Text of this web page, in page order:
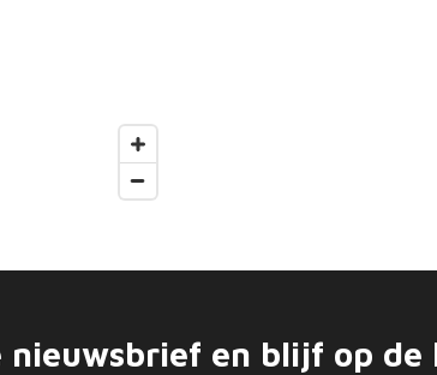
en blijf op de